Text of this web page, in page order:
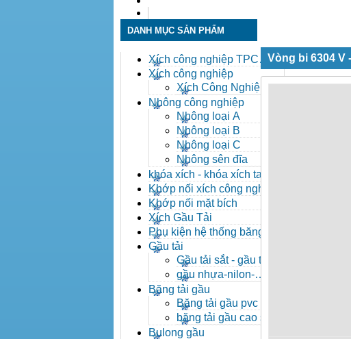
DANH MỤC SẢN PHẨM
Xích công nghiệp TPC
Toàn Phát
Xích công nghiệp
Xích Công Nghiệp -
Xich Cong Nghiep
Nhông công nghiệp
Nhông loại A
Nhông loại B
Nhông loại C
Nhông sên đĩa
khóa xích - khóa xích tai eo
- khóa xích công nghiệp
Khớp nối xích công nghiệp
Khớp nối mặt bích
Xích Gầu Tải
Phụ kiện hệ thống băng tải
Gầu tải
Gầu tải sắt - gầu tải
inox
gầu nhựa-nilon-
HDPE
Băng tải gầu
Băng tải gầu pvc
băng tải gầu cao su
Bulong gầu
Vòng bi 6304 V